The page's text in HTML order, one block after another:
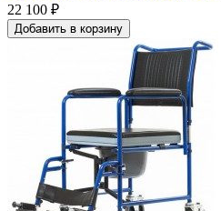
22 100 ₽
Добавить в корзину